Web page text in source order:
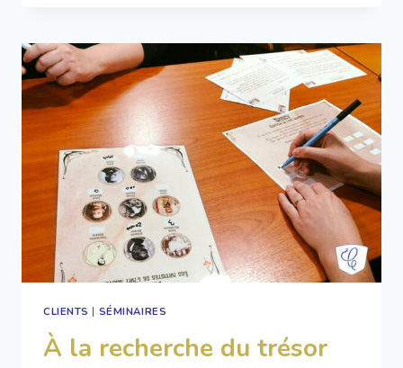
WEST”
CLIENTS | SÉMINAIRES
À la recherche du trésor